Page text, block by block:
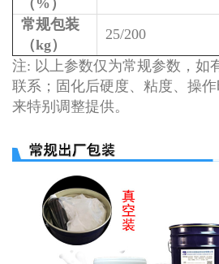
常规包装
（kg）
25/200
注: 以上参数仅为常规参数，如
联系；固化后硬度、粘度、操
来特别调整提供。